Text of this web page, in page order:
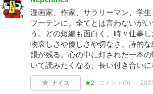
漫画家、作家、サラリーマン、学
フーテンに。全てとは言わないが
う。どの短編も面白く、時々仕事
物哀しさや優しさや切なさ、詩的
韻が残る。心の中に灯された一本
いて読みたくなる、長い付き合い
ナイス ★2 コメント(0)